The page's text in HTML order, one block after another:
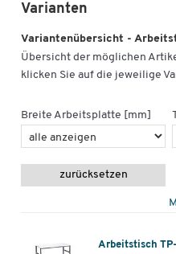
Varianten
Variantenübersicht -
Übersicht der möglichen
klicken Sie auf die jeweilige
Breite Arbeitsplatte [mm]
zurücksetzen
Arbeitstisch